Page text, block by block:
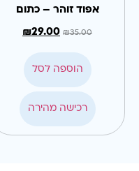
אפוד זוהר – כתום
₪35.00
₪29.00
הוספה לסל
רכישה מהירה